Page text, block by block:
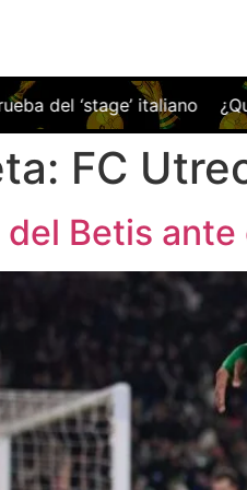
¿Qué tal ha ido la
FC
Betis